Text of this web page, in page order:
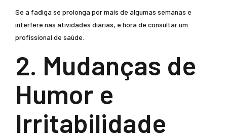
Se a fadiga se prolonga por mais de algumas semanas e
interfere nas atividades diárias, é hora de consultar um
profissional de saúde.
2. Mudanças de
Humor e
Irritabilidade